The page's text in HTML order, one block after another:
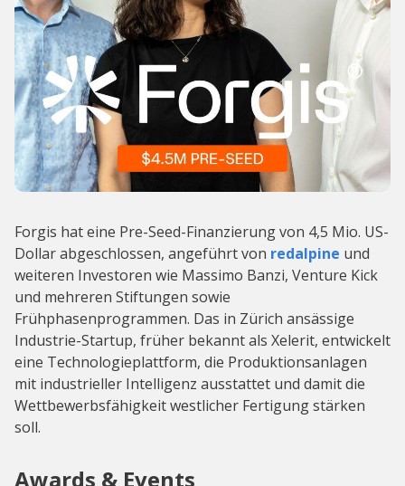
Forgis hat eine Pre-Seed-Finanzierung von 4,5 Mio. US-
Dollar abgeschlossen, angeführt von redalpine und
weiteren Investoren wie Massimo Banzi, Venture Kick
und mehreren Stiftungen sowie
Frühphasenprogrammen. Das in Zürich ansässige
Industrie-Startup, früher bekannt als Xelerit, entwickelt
eine Technologieplattform, die Produktionsanlagen
mit industrieller Intelligenz ausstattet und damit die
Wettbewerbsfähigkeit westlicher Fertigung stärken
soll.
Awards & Events